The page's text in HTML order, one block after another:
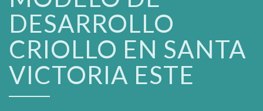
DESARROLLO
CRIOLLO EN SANTA
VICTORIA ESTE